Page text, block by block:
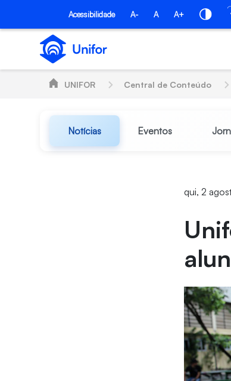
Pular para o Conteúdo principal
Acessibilidade A- A A+
UNIFOR Central de Conteúdo
Notícias Eventos
qui, 2